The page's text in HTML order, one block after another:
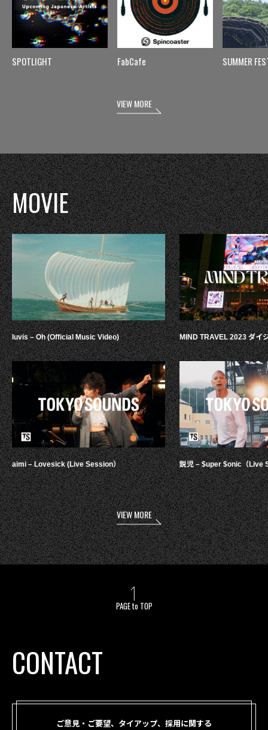
SPOTLIGHT FabCafe SUMMER
VIEW MORE
MOVIE
luvis – Oh (Official Music Video)
aimi – Lovesick (Live Session）
MIND TRAVEL 2023 ダイ
鋭児 – $uper $onic（Live
VIEW MORE
PAGE to TOP
CONTACT
ご意見・ご要望、タイアップ、採用に関する